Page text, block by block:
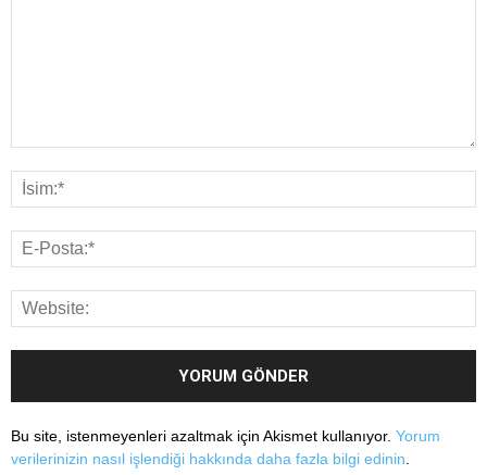
Bu site, istenmeyenleri azaltmak için Akismet kullanıyor. Yorum
verilerinizin nasıl işlendiği hakkında daha fazla bilgi edinin